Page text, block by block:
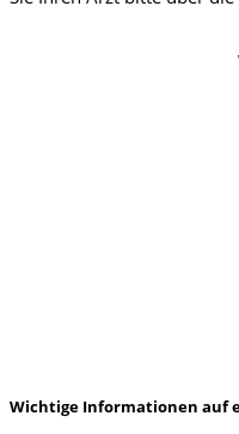
Wichtige Informationen auf